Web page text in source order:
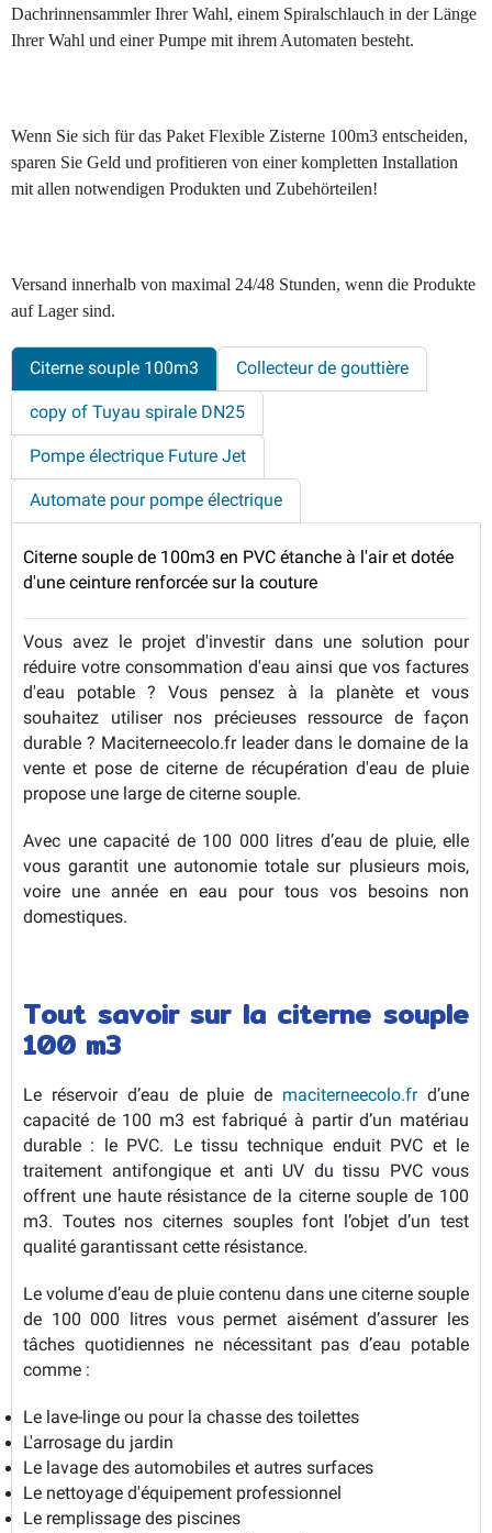
Dachrinnensammler Ihrer Wahl, einem Spiralschlauch in der Länge
Ihrer Wahl und einer Pumpe mit ihrem Automaten besteht.
Wenn Sie sich für das Paket Flexible Zisterne 100m3 entscheiden,
sparen Sie Geld und profitieren von einer kompletten Installation
mit allen notwendigen Produkten und Zubehörteilen!
Versand innerhalb von maximal 24/48 Stunden, wenn die Produkte
auf Lager sind.
Citerne souple 100m3 Collecteur de gouttière
copy of Tuyau spirale DN25
Pompe électrique Future Jet
Automate pour pompe électrique
Citerne souple de 100m3 en PVC étanche à l'air et dotée
d'une ceinture renforcée sur la couture
Vous avez le projet d'investir dans une solution pour
réduire votre consommation d'eau ainsi que vos factures
d'eau potable ? Vous pensez à la planète et vous
souhaitez utiliser nos précieuses ressource de façon
durable ? Maciterneecolo.fr leader dans le domaine de la
vente et pose de citerne de récupération d'eau de pluie
propose une large de citerne souple.
Avec une capacité de 100 000 litres d’eau de pluie, elle
vous garantit une autonomie totale sur plusieurs mois,
voire une année en eau pour tous vos besoins non
domestiques.
Tout savoir sur la citerne souple
100 m3
Le réservoir d’eau de pluie de maciterneecolo.frd’une
capacité de 100 m3 est fabriqué à partir d’un matériau
durable : le PVC. Le tissu technique enduit PVC et le
traitement antifongique et anti UV du tissu PVC vous
offrent une haute résistance de la citerne souple de 100
m3. Toutes nos citernes souples font l’objet d’un test
qualité garantissant cette résistance.
Le volume d’eau de pluie contenu dans une citerne souple
de 100 000 litres vous permet aisément d’assurer les
tâches quotidiennes ne nécessitant pas d’eau potable
comme :
Le lave-linge ou pour la chasse des toilettes
L'arrosage du jardin
Le lavage des automobiles et autres surfaces
Le nettoyage d'équipement professionnel
Le remplissage des piscines